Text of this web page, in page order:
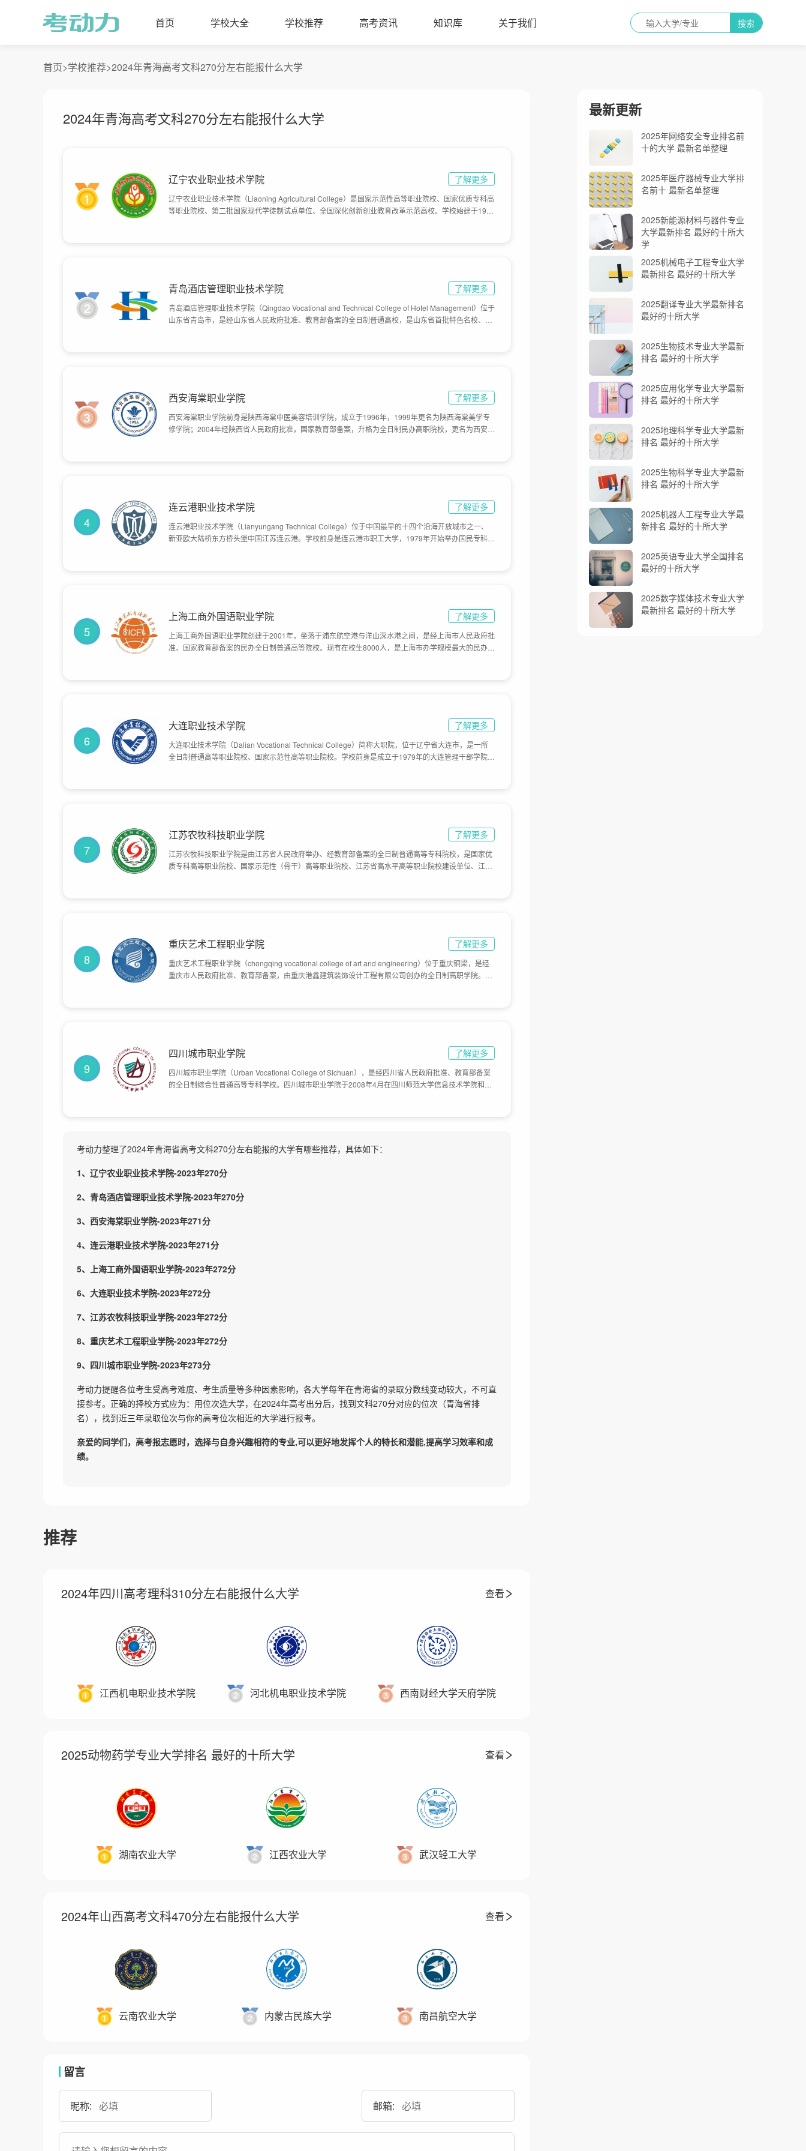
首页 学校大全 学校推荐 高考资讯 知识库 关于我们 搜索
首页>学校推荐>2024年青海高考文科270分左右能报什么大学
2024年青海高考文科270分左右能报什么大学
辽宁农业职业技术学院 了解更多
辽宁农业职业技术学院（Liaoning Agricultural College）是国家示范性高等职业院校、国家优质专科高
等职业院校、第二批国家现代学徒制试点单位、全国深化创新创业教育改革示范高校。学校始建于1948
青岛酒店管理职业技术学院 了解更多
青岛酒店管理职业技术学院（Qingdao Vocational and Technical College of Hotel Management）位于
山东省青岛市，是经山东省人民政府批准、教育部备案的全日制普通高校，是山东省首批特色名校、山
西安海棠职业学院 了解更多
西安海棠职业学院前身是陕西海棠中医美容培训学院，成立于1996年，1999年更名为陕西海棠美学专
修学院；2004年经陕西省人民政府批准，国家教育部备案，升格为全日制民办高职院校，更名为西安海
4
连云港职业技术学院 了解更多
连云港职业技术学院（Lianyungang Technical College）位于中国最早的十四个沿海开放城市之一、
新亚欧大陆桥东方桥头堡中国江苏连云港。学校前身是连云港市职工大学，1979年开始举办国民专科学
5
上海工商外国语职业学院 了解更多
上海工商外国语职业学院创建于2001年，坐落于浦东航空港与洋山深水港之间，是经上海市人民政府批
准、国家教育部备案的民办全日制普通高等院校。现有在校生8000人，是上海市办学规模最大的民办高
6
大连职业技术学院 了解更多
大连职业技术学院（Dalian Vocational Technical College）简称大职院，位于辽宁省大连市，是一所
全日制普通高等职业院校、国家示范性高等职业院校。学校前身是成立于1979年的大连管理干部学院。
7
江苏农牧科技职业学院 了解更多
江苏农牧科技职业学院是由江苏省人民政府举办、经教育部备案的全日制普通高等专科院校，是国家优
质专科高等职业院校、国家示范性（骨干）高等职业院校、江苏省高水平高等职业院校建设单位、江苏
8
重庆艺术工程职业学院 了解更多
重庆艺术工程职业学院（chongqing vocational college of art and engineering）位于重庆铜梁，是经
重庆市人民政府批准、教育部备案，由重庆港鑫建筑装饰设计工程有限公司创办的全日制高职学院。
9
四川城市职业学院 了解更多
四川城市职业学院（Urban Vocational College of Sichuan），是经四川省人民政府批准、教育部备案
的全日制综合性普通高等专科学校。四川城市职业学院于2008年4月在四川师范大学信息技术学院和四
考动力整理了2024年青海省高考文科270分左右能报的大学有哪些推荐，具体如下：
1、辽宁农业职业技术学院-2023年270分
2、青岛酒店管理职业技术学院-2023年270分
3、西安海棠职业学院-2023年271分
4、连云港职业技术学院-2023年271分
5、上海工商外国语职业学院-2023年272分
6、大连职业技术学院-2023年272分
7、江苏农牧科技职业学院-2023年272分
8、重庆艺术工程职业学院-2023年272分
9、四川城市职业学院-2023年273分
考动力提醒各位考生受高考难度、考生质量等多种因素影响，各大学每年在青海省的录取分数线变动较大，不可直
接参考。正确的择校方式应为：用位次选大学，在2024年高考出分后，找到文科270分对应的位次（青海省排
名），找到近三年录取位次与你的高考位次相近的大学进行报考。
亲爱的同学们，高考报志愿时，选择与自身兴趣相符的专业,可以更好地发挥个人的特长和潜能,提高学习效率和成
绩。
推荐
2024年四川高考理科310分左右能报什么大学 查看
江西机电职业技术学院 河北机电职业技术学院 西南财经大学天府学院
2025动物药学专业大学排名 最好的十所大学 查看
湖南农业大学 江西农业大学 武汉轻工大学
2024年山西高考文科470分左右能报什么大学 查看
云南农业大学 内蒙古民族大学 南昌航空大学
留言
昵称: 邮箱:
最新更新
2025年网络安全专业排名前
十的大学 最新名单整理
2025年医疗器械专业大学排
名前十 最新名单整理
2025新能源材料与器件专业
大学最新排名 最好的十所大
学
2025机械电子工程专业大学
最新排名 最好的十所大学
2025翻译专业大学最新排名
最好的十所大学
2025生物技术专业大学最新
排名 最好的十所大学
2025应用化学专业大学最新
排名 最好的十所大学
2025地理科学专业大学最新
排名 最好的十所大学
2025生物科学专业大学最新
排名 最好的十所大学
2025机器人工程专业大学最
新排名 最好的十所大学
2025英语专业大学全国排名
最好的十所大学
2025数字媒体技术专业大学
最新排名 最好的十所大学